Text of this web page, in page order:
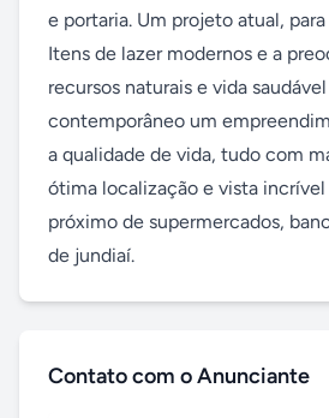
e portaria. Um projeto atual,
Itens de lazer modernos e a
recursos naturais e vida
contemporâneo um
a qualidade de vida, tudo com
ótima localização e vista incrível
próximo de supermercados,
de jundiaí.
Contato com o Anunciante